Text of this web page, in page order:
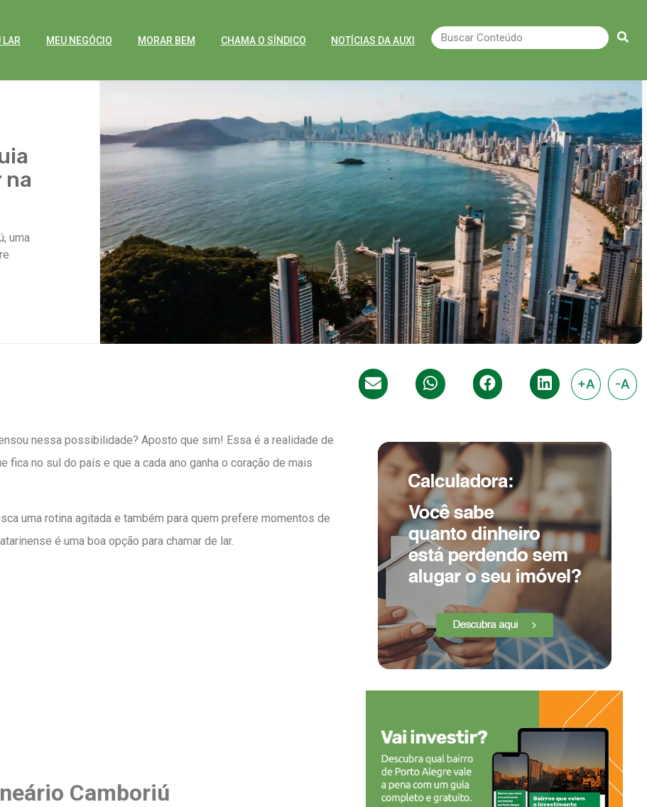
LAR MEU NEGÓCIO MORAR BEM CHAMA O SÍNDICO NOTÍCIAS DA AUXI
na
uma
nessa possibilidade? Aposto que sim! Essa é a realidade de
fica no sul do país e que a cada ano ganha o coração de mais
uma rotina agitada e também para quem prefere momentos de
é uma boa opção para chamar de lar.
Camboriú
+A -A